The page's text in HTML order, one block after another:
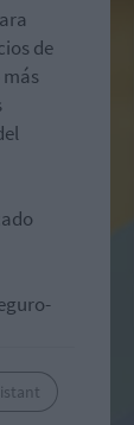
de